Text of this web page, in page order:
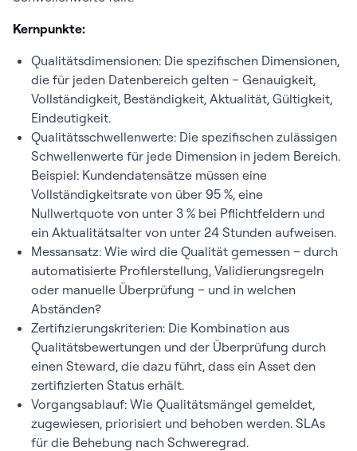
Kernpunkte:
Qualitätsdimensionen: Die spezifischen Dimensionen,
die für jeden Datenbereich gelten – Genauigkeit,
Vollständigkeit, Beständigkeit, Aktualität, Gültigkeit,
Eindeutigkeit.
Qualitätsschwellenwerte: Die spezifischen zulässigen
Schwellenwerte für jede Dimension in jedem Bereich.
Beispiel: Kundendatensätze müssen eine
Vollständigkeitsrate von über 95 %, eine
Nullwertquote von unter 3 % bei Pflichtfeldern und
ein Aktualitätsalter von unter 24 Stunden aufweisen.
Messansatz: Wie wird die Qualität gemessen – durch
automatisierte Profilerstellung, Validierungsregeln
oder manuelle Überprüfung – und in welchen
Abständen?
Zertifizierungskriterien: Die Kombination aus
Qualitätsbewertungen und der Überprüfung durch
einen Steward, die dazu führt, dass ein Asset den
zertifizierten Status erhält.
Vorgangsablauf: Wie Qualitätsmängel gemeldet,
zugewiesen, priorisiert und behoben werden. SLAs
für die Behebung nach Schweregrad.